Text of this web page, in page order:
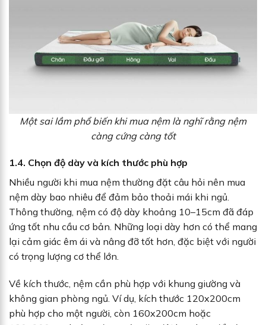
Một sai lầm phổ biến khi mua nệm là nghĩ rằng nệm
càng cứng càng tốt
1.4. Chọn độ dày và kích thước phù hợp
Nhiều người khi mua nệm thường đặt câu hỏi nên mua
nệm dày bao nhiêu để đảm bảo thoải mái khi ngủ.
Thông thường, nệm có độ dày khoảng 10–15cm đã đáp
ứng tốt nhu cầu cơ bản. Những loại dày hơn có thể mang
lại cảm giác êm ái và nâng đỡ tốt hơn, đặc biệt với người
có trọng lượng cơ thể lớn.
Về kích thước, nệm cần phù hợp với khung giường và
không gian phòng ngủ. Ví dụ, kích thước 120x200cm
phù hợp cho một người, còn 160x200cm hoặc